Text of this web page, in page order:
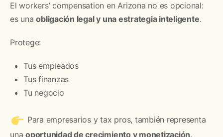
El workers’ compensation en Arizona no es opcional:
es unaobligación legal y una estrategia inteligente.
Protege:
Tus empleados
Tus finanzas
Tu negocio
Para empresarios y tax pros, también representa
unaoportunidad de crecimiento y monetización.